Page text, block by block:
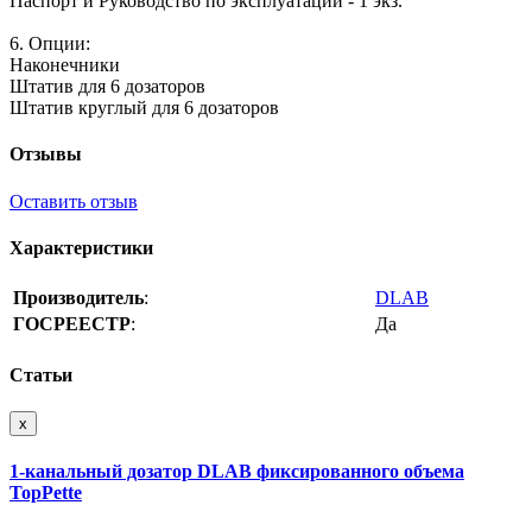
6. Опции:
Наконечники
Штатив для 6 дозаторов
Штатив круглый для 6 дозаторов
Отзывы
Оставить отзыв
Характеристики
Производитель:
DLAB
ГОСРЕЕСТР: Да
Статьи
x
1-канальный дозатор DLAB фиксированного объема
TopPette